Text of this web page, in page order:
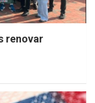
renovar